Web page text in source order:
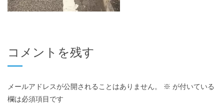
コメントを残す
メールアドレスが公開されることはありません。 ※ が付いている
欄は必須項目です